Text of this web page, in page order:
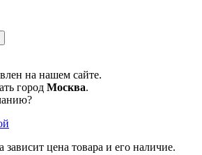
на нашем сайте.
город Москва.
цена товара и его наличие.